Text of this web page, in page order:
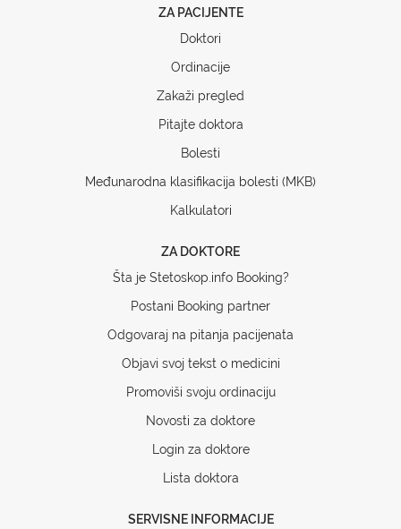
ZA PACIJENTE
Doktori
Ordinacije
Zakaži pregled
Pitajte doktora
Bolesti
Međunarodna klasifikacija bolesti (MKB)
Kalkulatori
ZA DOKTORE
Šta je Stetoskop.info Booking?
Postani Booking partner
Odgovaraj na pitanja pacijenata
Objavi svoj tekst o medicini
Promoviši svoju ordinaciju
Novosti za doktore
Login za doktore
Lista doktora
SERVISNE INFORMACIJE